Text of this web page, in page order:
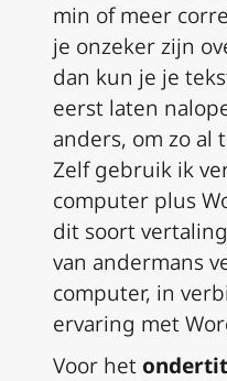
min of meer
je onzeker zijn
dan kun je je
eerst laten
anders, om zo al
Zelf gebruik ik
computer plus
dit soort
van andermans
computer, in
ervaring met
Voor het